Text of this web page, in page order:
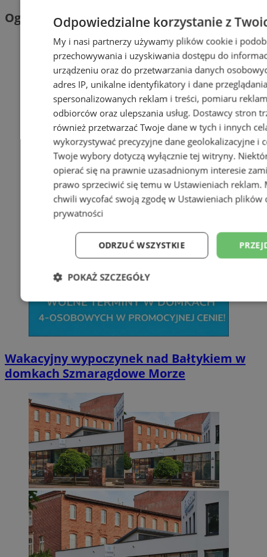
Ogłoszenia
Wakacyjny wypoczynek nad Bałtykiem w
domkach Szmaragdowe Morze
Odpowiedzialne korzystanie z
My i nasi partnerzy używamy plików cookie i
przechowywania i uzyskiwania dostępu do
urządzeniu oraz do przetwarzania danych
adres IP, unikalne identyfikatory i dane
spersonalizowanych reklam i treści, pomiaru
odbiorców oraz ulepszania usług. Dostawcy stron
również przetwarzać Twoje dane w tych i innych
wykorzystywać precyzyjne dane geolokalizacyjne i
Twoje wybory dotyczą wyłącznie tej witryny.
opierać się na prawnie uzasadnionym interesie
prawo sprzeciwić się temu w Ustawieniach reklam.
chwili wycofać swoją zgodę w Ustawieniach plików
prywatności
ODRZUĆ WSZYSTKIE
POKAŻ SZCZEGÓŁY
Niezbędne Wydajność
Niezbędne Wydajność Targetowanie
Niezbędne pliki cookie umożliwiają korzystanie z podstawowych
takich jak logowanie użytkownika i zarządzanie kontem. Bez
można prawidłowo korzystać ze strony internetowej.
Nazwa
Provider/
Domena
SessID
zabrze.com.pl
QeSessID zabrze.com.pl